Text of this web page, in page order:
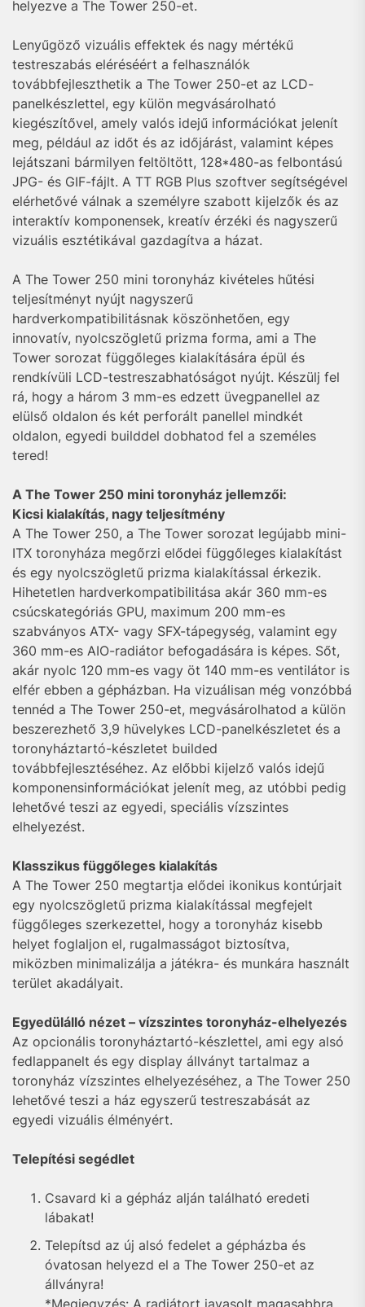
helyezve a The Tower 250-et.
Lenyűgöző vizuális effektek és nagy mértékű
testreszabás eléréséért a felhasználók
továbbfejleszthetik a The Tower 250-et az LCD-
panelkészlettel, egy külön megvásárolható
kiegészítővel, amely valós idejű információkat jelenít
meg, például az időt és az időjárást, valamint képes
lejátszani bármilyen feltöltött, 128*480-as felbontású
JPG- és GIF-fájlt. A TT RGB Plus szoftver segítségével
elérhetővé válnak a személyre szabott kijelzők és az
interaktív komponensek, kreatív érzéki és nagyszerű
vizuális esztétikával gazdagítva a házat.
A The Tower 250 mini toronyház kivételes hűtési
teljesítményt nyújt nagyszerű
hardverkompatibilitásnak köszönhetően, egy
innovatív, nyolcszögletű prizma forma, ami a The
Tower sorozat függőleges kialakítására épül és
rendkívüli LCD-testreszabhatóságot nyújt. Készülj fel
rá, hogy a három 3 mm-es edzett üvegpanellel az
elülső oldalon és két perforált panellel mindkét
oldalon, egyedi builddel dobhatod fel a személes
tered!
A The Tower 250 mini toronyház jellemzői:
Kicsi kialakítás, nagy teljesítmény
A The Tower 250, a The Tower sorozat legújabb mini-
ITX toronyháza megőrzi elődei függőleges kialakítást
és egy nyolcszögletű prizma kialakítással érkezik.
Hihetetlen hardverkompatibilitása akár 360 mm-es
csúcskategóriás GPU, maximum 200 mm-es
szabványos ATX- vagy SFX-tápegység, valamint egy
360 mm-es AIO-radiátor befogadására is képes. Sőt,
akár nyolc 120 mm-es vagy öt 140 mm-es ventilátor is
elfér ebben a gépházban. Ha vizuálisan még vonzóbbá
tennéd a The Tower 250-et, megvásárolhatod a külön
beszerezhető 3,9 hüvelykes LCD-panelkészletet és a
toronyháztartó-készletet builded
továbbfejlesztéséhez. Az előbbi kijelző valós idejű
komponensinformációkat jelenít meg, az utóbbi pedig
lehetővé teszi az egyedi, speciális vízszintes
elhelyezést.
Klasszikus függőleges kialakítás
A The Tower 250 megtartja elődei ikonikus kontúrjait
egy nyolcszögletű prizma kialakítással megfejelt
függőleges szerkezettel, hogy a toronyház kisebb
helyet foglaljon el, rugalmasságot biztosítva,
miközben minimalizálja a játékra- és munkára használt
terület akadályait.
Egyedülálló nézet – vízszintes toronyház-elhelyezés
Az opcionális toronyháztartó-készlettel, ami egy alsó
fedlappanelt és egy display állványt tartalmaz a
toronyház vízszintes elhelyezéséhez, a The Tower 250
lehetővé teszi a ház egyszerű testreszabását az
egyedi vizuális élményért.
Telepítési segédlet
Csavard ki a gépház alján található eredeti
lábakat!
Telepítsd az új alsó fedelet a gépházba és
óvatosan helyezd el a The Tower 250-et az
állványra!
*Megjegyzés: A radiátort javasolt magasabbra